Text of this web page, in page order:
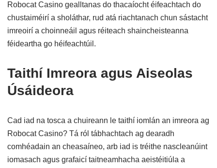
Robocat Casino gealltanas do thacaíocht éifeachtach do
chustaiméirí a sholáthar, rud atá riachtanach chun sástacht
imreoirí a choinneáil agus réiteach shaincheisteanna
féideartha go héifeachtúil.
Taithí Imreora agus Aiseolas
Úsáideora
Cad iad na tosca a chuireann le taithí iomlán an imreora ag
Robocat Casino? Tá ról tábhachtach ag dearadh
comhéadain an cheasaíneo, arb iad is tréithe nascleanúint
iomasach agus grafaicí taitneamhacha aeistéitiúla a